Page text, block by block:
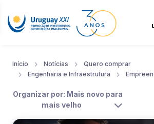
Início Notícias
Quero comprar
Engenharia e Infraestrutura
Organizar por: Mais novo para
mais velho